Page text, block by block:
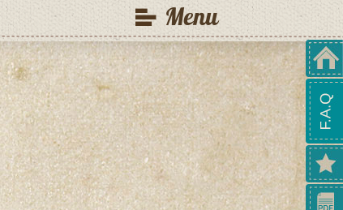
Menu